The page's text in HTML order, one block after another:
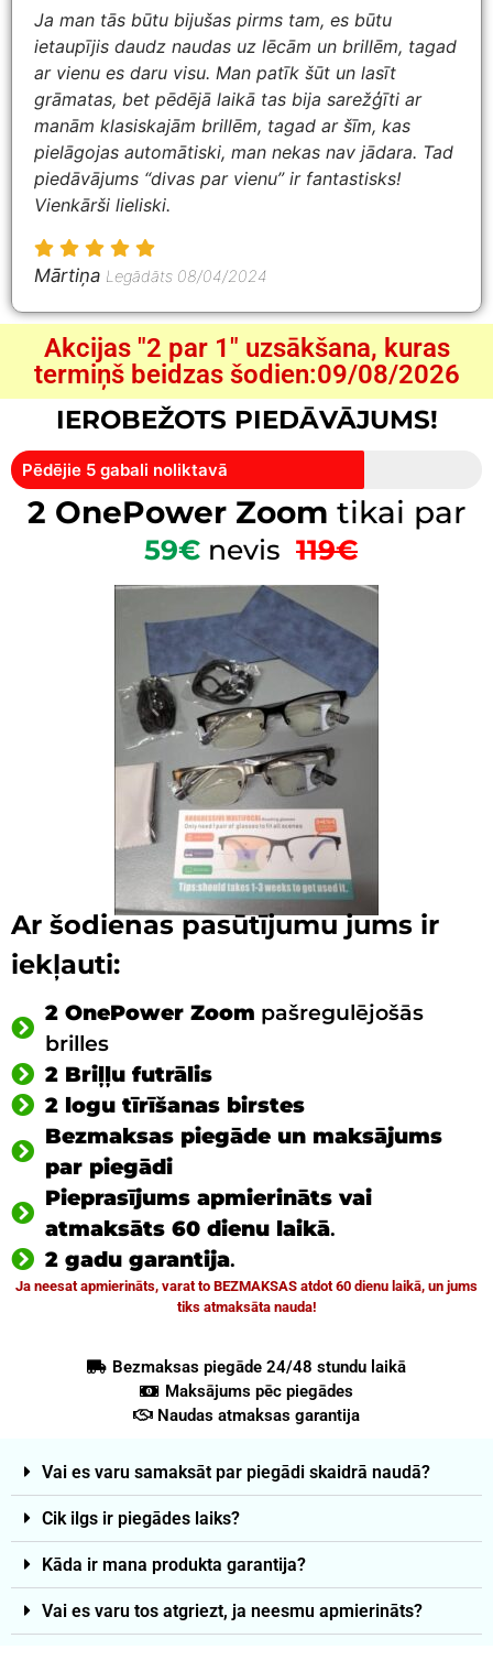
Ja man tās būtu bijušas pirms tam, es būtu
ietaupījis daudz naudas uz lēcām un brillēm, tagad
ar vienu es daru visu. Man patīk šūt un lasīt
grāmatas, bet pēdējā laikā tas bija sarežģīti ar
manām klasiskajām brillēm, tagad ar šīm, kas
pielāgojas automātiski, man nekas nav jādara. Tad
piedāvājums “divas par vienu” ir fantastisks!
Vienkārši lieliski.
Mārtiņa Legādāts 08/04/2024
Akcijas "2 par 1" uzsākšana, kuras
termiņš beidzas šodien:09/08/2026
IEROBEŽOTS PIEDĀVĀJUMS!
Pēdējie 5 gabali noliktavā
2 OnePower Zoom tikai par
59€ nevis 119€
Ar šodienas pasūtījumu jums ir
iekļauti:
2 OnePower Zoom pašregulējošās
brilles
2 Briļļu futrālis
2 logu tīrīšanas birstes
Bezmaksas piegāde un maksājums
par piegādi
Pieprasījums apmierināts vai
atmaksāts 60 dienu laikā.
2 gadu garantija.
Ja neesat apmierināts, varat to BEZMAKSAS atdot 60 dienu laikā, un jums
tiks atmaksāta nauda!
Bezmaksas piegāde 24/48 stundu laikā
Maksājums pēc piegādes
Naudas atmaksas garantija
Vai es varu samaksāt par piegādi skaidrā naudā?
Cik ilgs ir piegādes laiks?
Kāda ir mana produkta garantija?
Vai es varu tos atgriezt, ja neesmu apmierināts?